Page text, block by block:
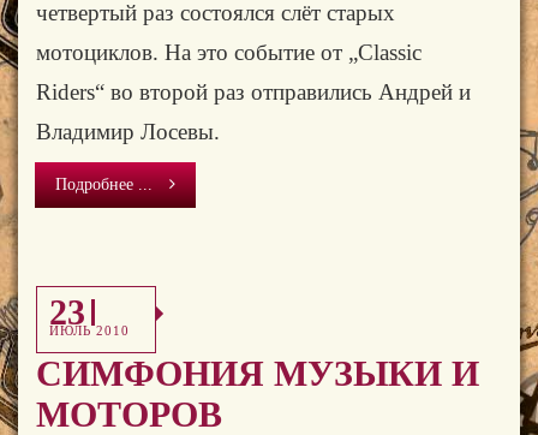
четвертый раз состоялся слёт старых
мотоциклов. На это событие от „Classic
Riders“ во второй раз отправились Андрей и
Владимир Лосевы.
Подробнее ...
23
ИЮЛЬ 2010
СИМФОНИЯ МУЗЫКИ И
МОТОРОВ